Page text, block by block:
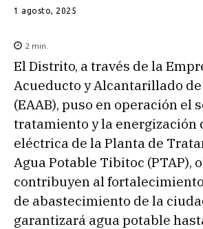
1 agosto, 2025
2 min.
El Distrito, a través de la
Acueducto y Alcantarillado de
(EAAB), puso en operación el
tratamiento y la energización
eléctrica de la Planta de
Agua Potable Tibitoc (PTAP),
contribuyen al
de abastecimiento de la
garantizará agua potable